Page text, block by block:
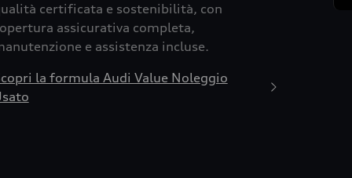
certificata e sostenibilità, con
assicurativa completa,
e assistenza incluse.
la formula Audi Value Noleggio